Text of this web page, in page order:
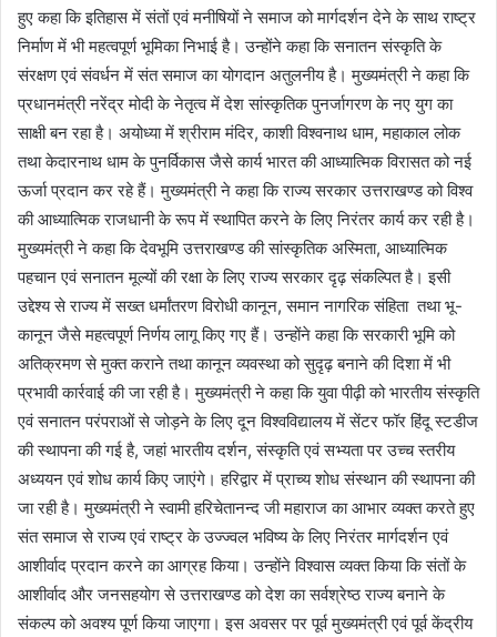
हुए कहा कि इतिहास में संतों एवं मनीषियों ने समाज को मार्गदर्शन देने के साथ राष्ट्र
निर्माण में भी महत्वपूर्ण भूमिका निभाई है। उन्होंने कहा कि सनातन संस्कृति के
संरक्षण एवं संवर्धन में संत समाज का योगदान अतुलनीय है। मुख्यमंत्री ने कहा कि
प्रधानमंत्री नरेंद्र मोदी के नेतृत्व में देश सांस्कृतिक पुनर्जागरण के नए युग का
साक्षी बन रहा है। अयोध्या में श्रीराम मंदिर, काशी विश्वनाथ धाम, महाकाल लोक
तथा केदारनाथ धाम के पुनर्विकास जैसे कार्य भारत की आध्यात्मिक विरासत को नई
ऊर्जा प्रदान कर रहे हैं। मुख्यमंत्री ने कहा कि राज्य सरकार उत्तराखण्ड को विश्व
की आध्यात्मिक राजधानी के रूप में स्थापित करने के लिए निरंतर कार्य कर रही है।
मुख्यमंत्री ने कहा कि देवभूमि उत्तराखण्ड की सांस्कृतिक अस्मिता, आध्यात्मिक
पहचान एवं सनातन मूल्यों की रक्षा के लिए राज्य सरकार दृढ़ संकल्पित है। इसी
उद्देश्य से राज्य में सख्त धर्मांतरण विरोधी कानून, समान नागरिक संहिता तथा भू-
कानून जैसे महत्वपूर्ण निर्णय लागू किए गए हैं। उन्होंने कहा कि सरकारी भूमि को
अतिक्रमण से मुक्त कराने तथा कानून व्यवस्था को सुदृढ़ बनाने की दिशा में भी
प्रभावी कार्रवाई की जा रही है। मुख्यमंत्री ने कहा कि युवा पीढ़ी को भारतीय संस्कृति
एवं सनातन परंपराओं से जोड़ने के लिए दून विश्वविद्यालय में सेंटर फॉर हिंदू स्टडीज
की स्थापना की गई है, जहां भारतीय दर्शन, संस्कृति एवं सभ्यता पर उच्च स्तरीय
अध्ययन एवं शोध कार्य किए जाएंगे। हरिद्वार में प्राच्य शोध संस्थान की स्थापना की
जा रही है। मुख्यमंत्री ने स्वामी हरिचेतानन्द जी महाराज का आभार व्यक्त करते हुए
संत समाज से राज्य एवं राष्ट्र के उज्ज्वल भविष्य के लिए निरंतर मार्गदर्शन एवं
आशीर्वाद प्रदान करने का आग्रह किया। उन्होंने विश्वास व्यक्त किया कि संतों के
आशीर्वाद और जनसहयोग से उत्तराखण्ड को देश का सर्वश्रेष्ठ राज्य बनाने के
संकल्प को अवश्य पूर्ण किया जाएगा। इस अवसर पर पूर्व मुख्यमंत्री एवं पूर्व केंद्रीय